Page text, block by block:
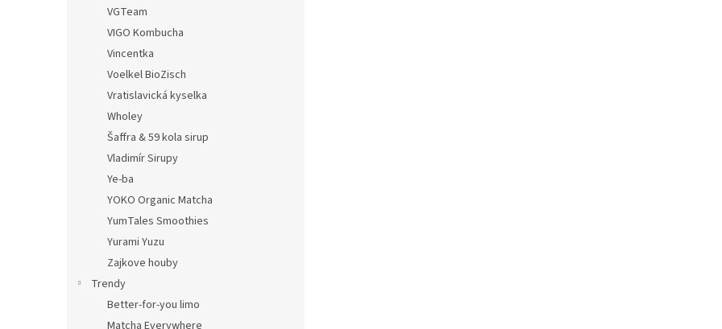
VGTeam
VIGO Kombucha
Vincentka
Voelkel BioZisch
Vratislavická kyselka
Wholey
Šaffra & 59 kola sirup
Vladimír Sirupy
Ye-ba
YOKO Organic Matcha
YumTales Smoothies
Yurami Yuzu
Zajkove houby
Trendy
Better-for-you limo
Matcha Everywhere